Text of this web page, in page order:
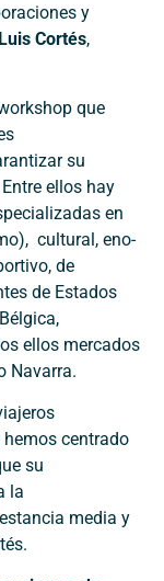
y
Luis Cortés,
que
su
ellos hay
en
cultural, eno-
de
de Estados
ellos mercados
Navarra.
centrado
su
la
media y